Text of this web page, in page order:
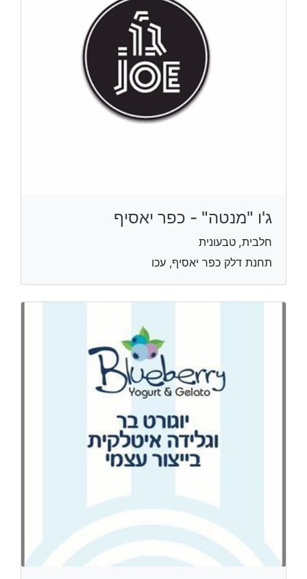
ג'ו "מנטה" - כפר יאסיף
חלבית, טבעונית
תחנת דלק כפר יאסיף, עכו